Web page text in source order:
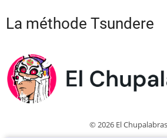
La méthode Tsundere
© 2026 El